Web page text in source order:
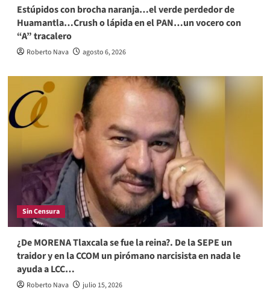
Estúpidos con brocha naranja…el verde perdedor de
Huamantla…Crush o lápida en el PAN…un vocero con
“A” tracalero
Roberto Nava agosto 6, 2026
Sin Censura
¿De MORENA Tlaxcala se fue la reina?. De la SEPE un
traidor y en la CCOM un pirómano narcisista en nada le
ayuda a LCC…
Roberto Nava julio 15, 2026